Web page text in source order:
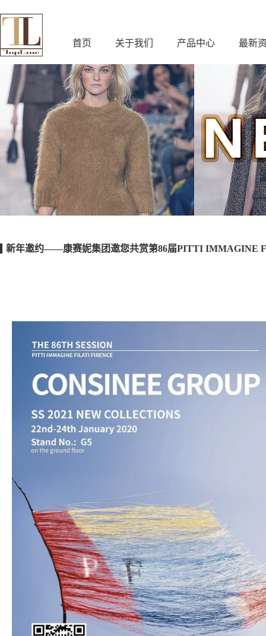
首页 关于我们 产品中心 最新
新年邀约——康赛妮集团邀您共赏第86届PITTI IMMAGINE